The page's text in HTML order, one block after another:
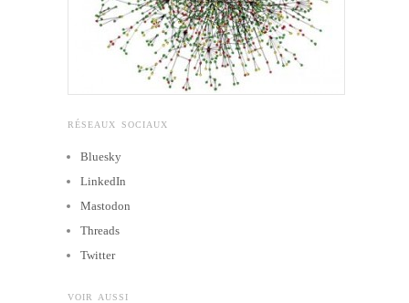
RÉSEAUX SOCIAUX
Bluesky
LinkedIn
Mastodon
Threads
Twitter
VOIR AUSSI